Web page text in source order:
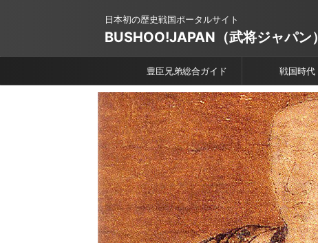
日本初の歴史戦国ポータルサイト
BUSHOO!JAPAN（武将ジャパン）
豊臣兄弟総合ガイド 戦国時代